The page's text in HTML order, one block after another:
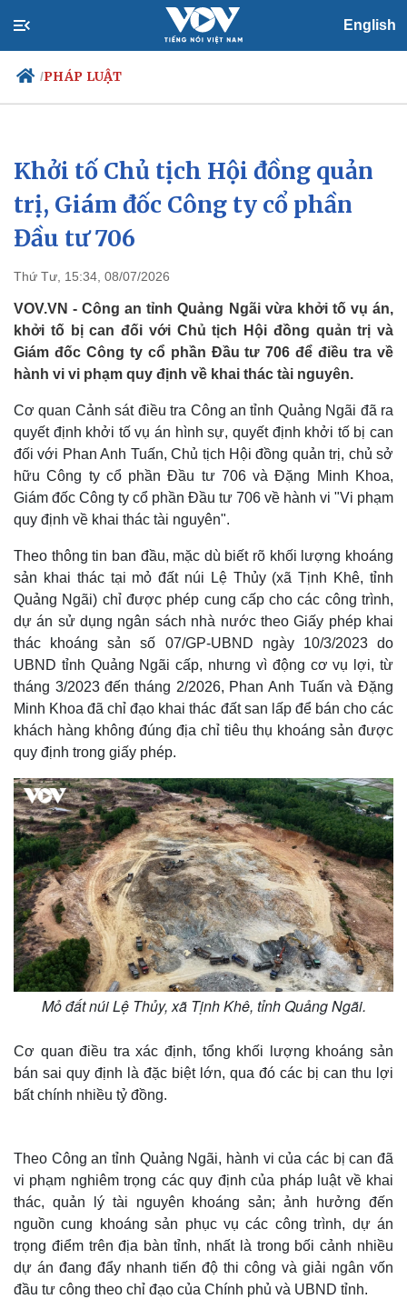
English
/PHÁP LUẬT
Chính trị
Đảng
Tổ chức nhân sự
Quốc hội
Xã hội
Tin 24h
Dự báo thời tiết
Khởi tố Chủ tịch Hội đồng quản
trị, Giám đốc Công ty cổ phần
Đầu tư 706
Thứ Tư, 15:34, 08/07/2026
VOV.VN - Công an tỉnh Quảng Ngãi vừa khởi tố vụ án,
khởi tố bị can đối với Chủ tịch Hội đồng quản trị và
Giám đốc Công ty cổ phần Đầu tư 706 để điều tra về
hành vi vi phạm quy định về khai thác tài nguyên.
Cơ quan Cảnh sát điều tra Công an tỉnh Quảng Ngãi đã ra
quyết định khởi tố vụ án hình sự, quyết định khởi tố bị can
đối với Phan Anh Tuấn, Chủ tịch Hội đồng quản trị, chủ sở
hữu Công ty cổ phần Đầu tư 706 và Đặng Minh Khoa,
Giám đốc Công ty cổ phần Đầu tư 706 về hành vi "Vi phạm
quy định về khai thác tài nguyên".
Theo thông tin ban đầu, mặc dù biết rõ khối lượng khoáng
sản khai thác tại mỏ đất núi Lệ Thủy (xã Tịnh Khê, tỉnh
Quảng Ngãi) chỉ được phép cung cấp cho các công trình,
dự án sử dụng ngân sách nhà nước theo Giấy phép khai
thác khoáng sản số 07/GP-UBND ngày 10/3/2023 do
UBND tỉnh Quảng Ngãi cấp, nhưng vì động cơ vụ lợi, từ
tháng 3/2023 đến tháng 2/2026, Phan Anh Tuấn và Đặng
Minh Khoa đã chỉ đạo khai thác đất san lấp để bán cho các
khách hàng không đúng địa chỉ tiêu thụ khoáng sản được
quy định trong giấy phép.
Mỏ đất núi Lệ Thủy, xã Tịnh Khê, tỉnh Quảng Ngãi.
Cơ quan điều tra xác định, tổng khối lượng khoáng sản
bán sai quy định là đặc biệt lớn, qua đó các bị can thu lợi
bất chính nhiều tỷ đồng.
Theo Công an tỉnh Quảng Ngãi, hành vi của các bị can đã
vi phạm nghiêm trọng các quy định của pháp luật về khai
thác, quản lý tài nguyên khoáng sản; ảnh hưởng đến
nguồn cung khoáng sản phục vụ các công trình, dự án
trọng điểm trên địa bàn tỉnh, nhất là trong bối cảnh nhiều
dự án đang đẩy nhanh tiến độ thi công và giải ngân vốn
đầu tư công theo chỉ đạo của Chính phủ và UBND tỉnh.